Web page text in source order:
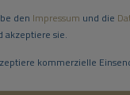
den Impressum und die
akzeptiere sie.
kommerzielle